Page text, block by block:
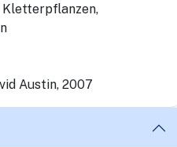
Kletterpflanzen,
Austin, 2007